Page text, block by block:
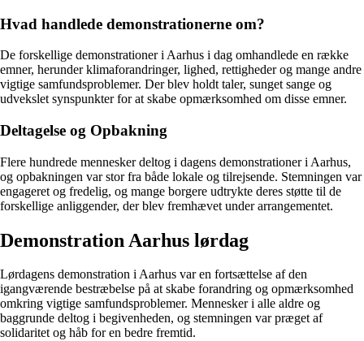
Hvad handlede demonstrationerne om?
De forskellige demonstrationer i Aarhus i dag omhandlede en række
emner, herunder klimaforandringer, lighed, rettigheder og mange andre
vigtige samfundsproblemer. Der blev holdt taler, sunget sange og
udvekslet synspunkter for at skabe opmærksomhed om disse emner.
Deltagelse og Opbakning
Flere hundrede mennesker deltog i dagens demonstrationer i Aarhus,
og opbakningen var stor fra både lokale og tilrejsende. Stemningen var
engageret og fredelig, og mange borgere udtrykte deres støtte til de
forskellige anliggender, der blev fremhævet under arrangementet.
Demonstration Aarhus lørdag
Lørdagens demonstration i Aarhus var en fortsættelse af den
igangværende bestræbelse på at skabe forandring og opmærksomhed
omkring vigtige samfundsproblemer. Mennesker i alle aldre og
baggrunde deltog i begivenheden, og stemningen var præget af
solidaritet og håb for en bedre fremtid.